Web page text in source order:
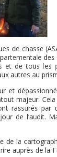
de chasse
des
de tous les
autres au
et
majeur.
rassurés par
de l’audit.
de la
auprès de la